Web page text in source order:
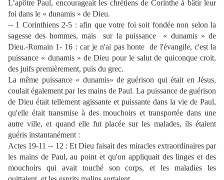
L’apôtre Paul, encourageait les chrétiens de Corinthe à bâtir leur
foi dans le « dunamis » de Dieu.
-- 1 Corinthiens 2-5 : afin que votre foi soit fondée non selon la
sagesse des hommes, mais
sur la puissance
« dunamis » de
Dieu.-Romain 1- 16 : car je n'ai pas honte de l'évangile, c'est la
puissance « dunamis » de Dieu pour le salut de quiconque croit,
des juifs premièrement, puis du grec.
La même puissance « dunamis» de guérison qui était en Jésus,
coulait également par les mains de Paul. La puissance de guérison
de Dieu était tellement agissante et puissante dans la vie de Paul,
qu'elle était transmise à des mouchoirs et transportée dans une
autre ville, et quand elle fut placée sur les malades, ils étaient
guéris instantanément :
Actes 19-11 -- 12 : Et Dieu faisait des miracles extraordinaires par
les mains de Paul, au point et qu'on appliquait des linges et des
mouchoirs qui avait touché son corps, et les maladies les